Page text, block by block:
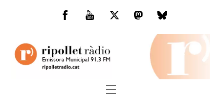
Facebook
You
TwitterMastodonBluesky
Menu